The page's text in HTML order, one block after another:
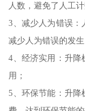
人数，避免了人工
3、减少人为错误：
减少人为错误的发
4、经济实用：升降
用；
5、环保节能：升降